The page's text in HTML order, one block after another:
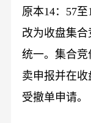
原本14：57
改为收盘集
统一。集合
卖申报并在
受撤单申请。